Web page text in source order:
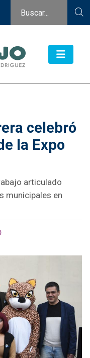
celebró
la Expo
articulado
municipales en